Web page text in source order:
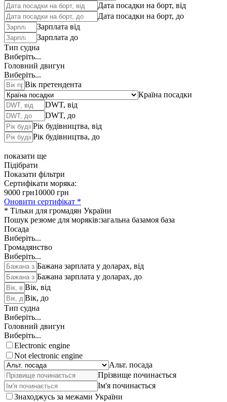
Дата посадки на борт, від
Дата посадки на борт, до
Зарплата від
Зарплата до
Тип судна
Виберіть...
Головний двигун
Виберіть...
Вік претендента
Країна посадки
DWT, від
DWT, до
Рік будівництва, від
Рік будівництва, до
показати ще
Підібрати
Показати фільтри
Сертифікати моряка:
9000 грн10000 грн
Оновити сертифікат *
* Тільки для громадян України
Пошук резюме для моряків:загальна базамоя база
Посада
Виберіть...
Громадянство
Виберіть...
Бажана зарплата у доларах, від
Бажана зарплата у доларах, до
Вік, від
Вік, до
Тип судна
Виберіть...
Головний двигун
Виберіть...
Electronic engine
Not electronic engine
Альт. посада
Прізвище починається
Ім'я починається
Знаходжусь за межами України